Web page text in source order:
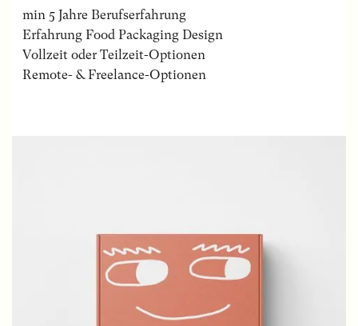
min 5 Jahre Berufserfahrung
Erfahrung Food Packaging Design
Vollzeit oder Teilzeit-Optionen
Remote- & Freelance-Optionen